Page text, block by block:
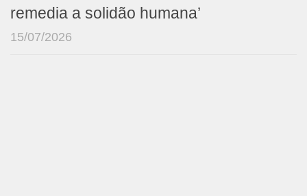
remedia a solidão humana’
15/07/2026